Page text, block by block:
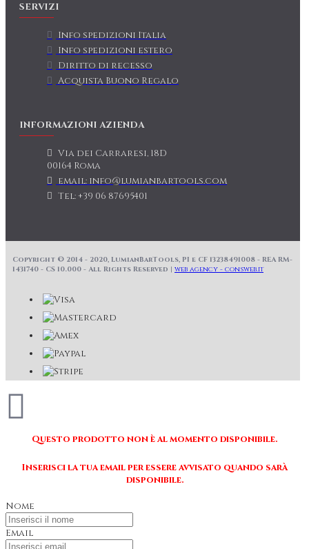
SERVIZI
Info spedizioni Italia
Info spedizioni estero
Diritto di recesso
Acquista Buono Regalo
INFORMAZIONI AZIENDA
Via dei Carraresi, 18D
00164 Roma
email: info@lumianbartools.com
Tel: +39 06 87695401
Copyright © 2014 - 2020, LumianBarTools, PI e CF 13238491008 - REA RM-
1431740 - CS 10.000 - All Rights Reserved | web agency - consweb.it
Questo prodotto non è al momento disponibile.
Inserisci la tua email per essere avvisato quando sarà
disponibile.
Nome
Email